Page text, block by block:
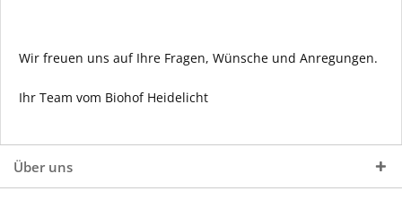
Wir freuen uns auf Ihre Fragen, Wünsche und Anregungen.
Ihr Team vom Biohof Heidelicht
Über uns